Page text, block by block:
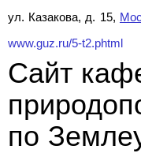
ул. Казакова, д. 15,
www.guz.ru/5-t2.phtml
Сайт
по